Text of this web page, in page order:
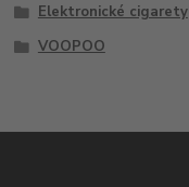
Elektronické cigarety
VOOPOO